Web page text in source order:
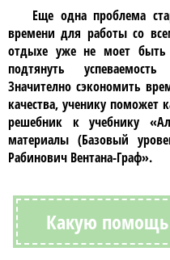
Еще одна проблема
времени для работы со
отдыхе уже не моет быть
подтянуть
Значително сэкономить
качества, ученику поможет
решебник к учебнику
материалы (Базовый
Рабинович Вентана-Граф».
Какую